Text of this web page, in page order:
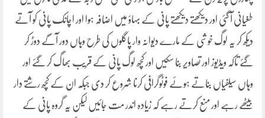
طغیانی آ گئی اور دیکھتے دیکھتے پانی کے بہاؤ میں اضافہ ہوا اور اچانک پانی کو آتے
دیکھ کر یہ لوگ خوشی کے مارے دیوانہ وار پاگلوں کی طرح وہاں دور آگے دوڑ کر
گئے تاکہ ویڈیوز اور تصاویر بنا سکیں اور کچھ لوگ پانی کے قریب بھاگ کر گئے اور
وہاں سیلفیاں بناتے ہوئے فوٹوگرافی کرنا شروع کر دی جبکہ ان کے کچھ رشتے دار
بیٹھے رہے اور منع کرتے رہے کہ زیادہ اندر مت جائیں لیکن یہ گروہ پانی کے